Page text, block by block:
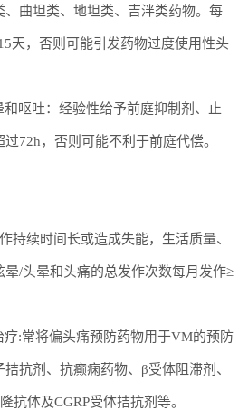
、曲坦类、地坦类、吉泮类药物。每
天，否则可能引发药物过度使用性头
和呕吐： 经验性给予前庭抑制剂、止
过72h，否则可能不利于前庭代偿。
持续时间长或造成失能，生活质量、
晕/头晕和头痛的总发作次数每月发作≥
疗:常将偏头痛预防药物用于VM的预防
抗剂、抗癫痫药物、 β受体阻滞剂、
抗体及CGRP受体拮抗剂等。